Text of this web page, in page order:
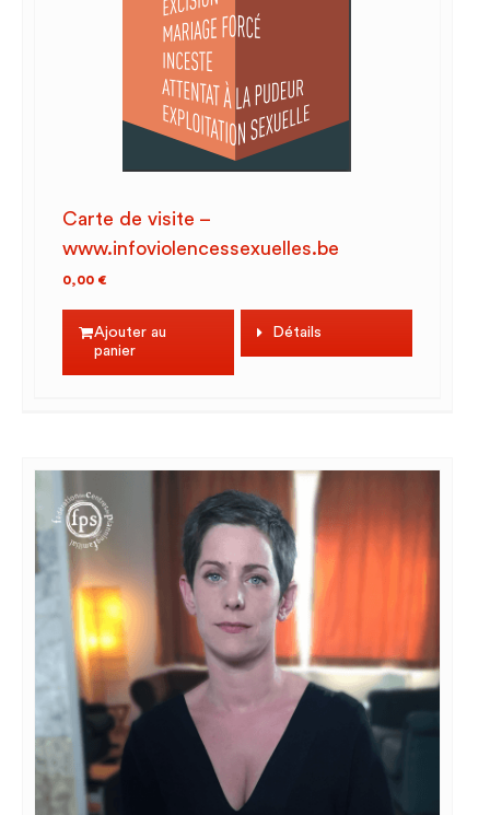
Carte de visite –
www.infoviolencessexuelles.be
0,00 €
Ajouter au
panier
Détails